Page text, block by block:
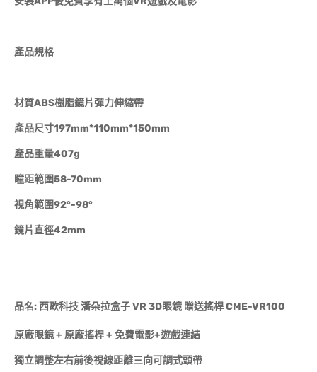
產品規格
材質ABS樹脂鏡片彈力伸縮帶
產品尺寸197mm*110mm*150mm
產品重量407g
瞳距範圍58-70mm
視角範圍92°-98°
鏡片直徑42mm
品名: 西歐科技 潘朵拉盒子 VR 3D眼鏡 贈送搖桿 CME-VR100
原廠眼鏡 + 原廠搖桿 + 免費電影+遊戲連結
獨立調整左右前後視線距離三向可調式頭帶